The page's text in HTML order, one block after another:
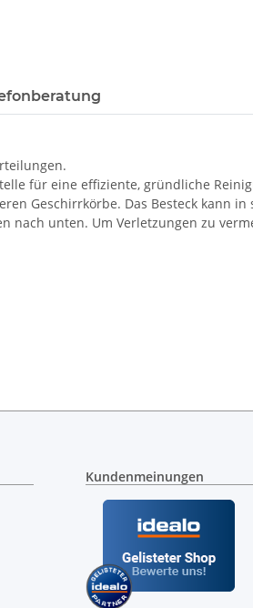
für eine effiziente, gründliche
Geschirrkörbe. Das Besteck kann
nach unten. Um Verletzungen zu
Kundenmeinungen